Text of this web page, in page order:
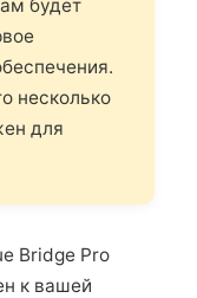
будет
несколько
для
Bridge Pro
к вашей